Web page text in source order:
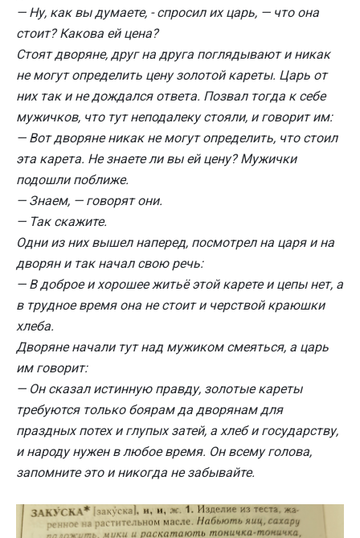
— Ну, как вы думаете, - спросил их царь, — что она
стоит? Какова ей цена?
Стоят дворяне, друг на друга поглядывают и никак
не могут определить цену золотой кареты. Царь от
них так и не дождался ответа. Позвал тогда к себе
мужичков, что тут неподалеку стояли, и говорит им:
— Вот дворяне никак не могут определить, что стоил
эта карета. Не знаете ли вы ей цену? Мужички
подошли поближе.
— Знаем, — говорят они.
— Так скажите.
Одни из них вышел наперед, посмотрел на царя и на
дворян и так начал свою речь:
— В доброе и хорошее житьё этой карете и цепы нет, а
в трудное время она не стоит и черствой краюшки
хлеба.
Дворяне начали тут над мужиком смеяться, а царь
им говорит:
— Он сказал истинную правду, золотые кареты
требуются только боярам да дворянам для
праздных потех и глупых затей, а хлеб и государству,
и народу нужен в любое время. Он всему голова,
запомните это и никогда не забывайте.